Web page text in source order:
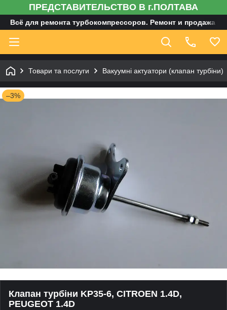
ПРЕДСТАВИТЕЛЬСТВО В г.ПОЛТАВА
Всё для ремонта турбокомпрессоров. Ремонт и продажа
Товари та послуги Вакуумні актуатори (клапан турбіни)
–3%
Клапан турбіни KP35-6, CITROEN 1.4D,
PEUGEOT 1.4D